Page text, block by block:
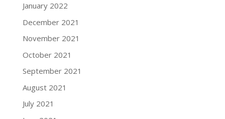
January 2022
December 2021
November 2021
October 2021
September 2021
August 2021
July 2021